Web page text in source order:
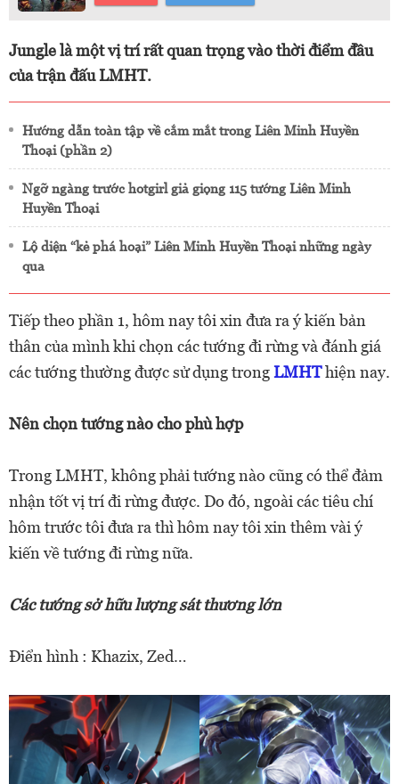
Jungle là một vị trí rất quan trọng vào thời điểm đầu
của trận đấu LMHT.
Hướng dẫn toàn tập về cắm mắt trong Liên Minh Huyền
Thoại (phần 2)
Ngỡ ngàng trước hotgirl giả giọng 115 tướng Liên Minh
Huyền Thoại
Lộ diện “kẻ phá hoại” Liên Minh Huyền Thoại những ngày
qua
Tiếp theo phần 1, hôm nay tôi xin đưa ra ý kiến bản
thân của mình khi chọn các tướng đi rừng và đánh giá
các tướng thường được sử dụng trongLMHThiện nay.
Nên chọn tướng nào cho phù hợp
Trong LMHT, không phải tướng nào cũng có thể đảm
nhận tốt vị trí đi rừng được. Do đó, ngoài các tiêu chí
hôm trước tôi đưa ra thì hôm nay tôi xin thêm vài ý
kiến về tướng đi rừng nữa.
Các tướng sở hữu lượng sát thương lớn
Điển hình : Khazix, Zed…